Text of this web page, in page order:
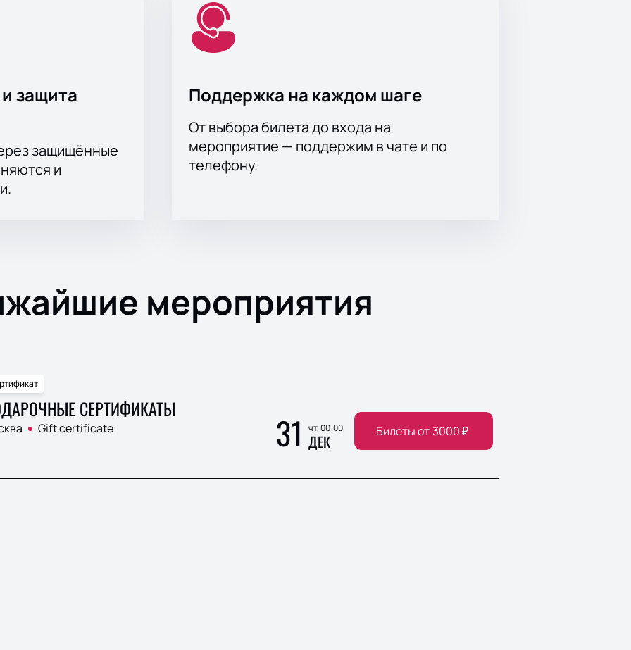
защита
защищённые
и
Поддержка на каждом шаге
От выбора билета до входа на
мероприятие — поддержим в чате и по
телефону.
мероприятия
СЕРТИФИКАТЫ
Gift certificate 31 чт, 00:00
ДЕК Билеты от 3000₽